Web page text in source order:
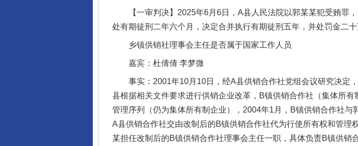
【一审判决】2025年6月6日，A县人民法院以郭某某犯受贿罪，
处有期徒刑二年六个月，决定合并执行有期徒刑五年，并处罚金二十
乡镇供销社理事会主任是否属于国家工作人员
嘉宾：杜倩倩 李梦微
事实：2001年10月10日，经A县供销合作社党组会议研究决定
县根据相关文件要求进行供销企业改革，B镇供销合作社（集体所
管理序列（仍为集体所有制企业），2004年1月，B镇供销合作社
A县供销合作社交由改制后的B镇供销合作社代为行使所有权和管
某担任改制后的B镇供销合作社理事会主任一职，具体负责B镇供销